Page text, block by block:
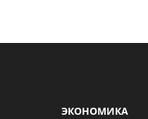
ЭКОНОМИКА